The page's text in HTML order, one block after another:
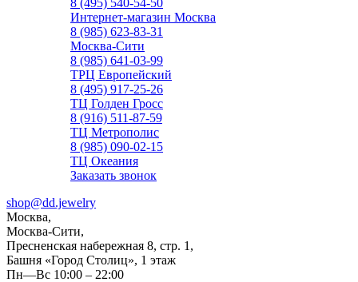
8 (495) 540-54-50
Интернет-магазин Москва
8 (985) 623-83-31
Москва-Сити
8 (985) 641-03-99
ТРЦ Европейский
8 (495) 917-25-26
ТЦ Голден Гросс
8 (916) 511-87-59
ТЦ Метрополис
8 (985) 090-02-15
ТЦ Океания
Заказать звонок
shop@dd.jewelry
Москва,
Москва-Сити,
Пресненская набережная 8, стр. 1,
Башня «Город Столиц», 1 этаж
Пн—Вс 10:00 – 22:00